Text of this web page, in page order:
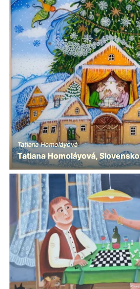
Tatiana Homoláyová
Tatiana Homoláyová, Slovensko